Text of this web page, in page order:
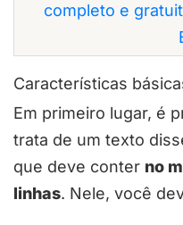
completo e
Características
Em primeiro lugar, é
trata de um texto
que deve conter no
linhas. Nele, você